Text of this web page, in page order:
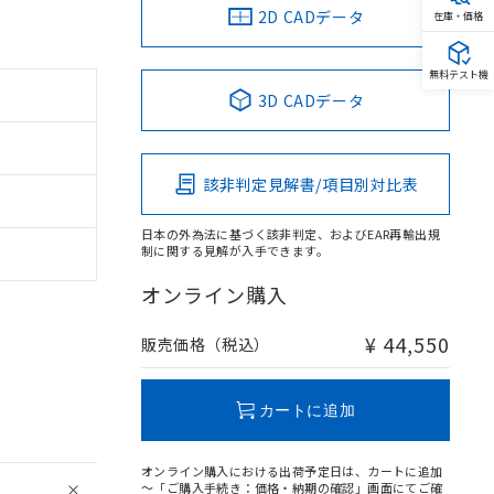
2D CADデータ
3D CADデータ
該非判定見解書/項目別対比表
日本の外為法に基づく該非判定、およびEAR再輸出規
制に関する見解が入手できます。
オンライン購入
販売価格（税込） ¥ 44,550
カートに追加
オンライン購入における出荷予定日は、カートに追加
～「ご購入手続き：価格・納期の確認」画面にてご確
在庫・価格
無料テスト機